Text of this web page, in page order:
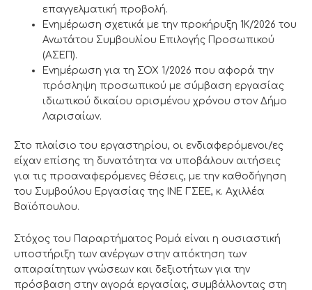
επαγγελματική προβολή.
Ενημέρωση σχετικά με την προκήρυξη 1Κ/2026 του
Ανωτάτου Συμβουλίου Επιλογής Προσωπικού
(ΑΣΕΠ).
Ενημέρωση για τη ΣΟΧ 1/2026 που αφορά την
πρόσληψη προσωπικού με σύμβαση εργασίας
ιδιωτικού δικαίου ορισμένου χρόνου στον Δήμο
Λαρισαίων.
Στο πλαίσιο του εργαστηρίου, οι ενδιαφερόμενοι/ες
είχαν επίσης τη δυνατότητα να υποβάλουν αιτήσεις
για τις προαναφερόμενες θέσεις, με την καθοδήγηση
του Συμβούλου Εργασίας της ΙΝΕ ΓΣΕΕ, κ. Αχιλλέα
Βαϊόπουλου.
Στόχος του Παραρτήματος Ρομά είναι η ουσιαστική
υποστήριξη των ανέργων στην απόκτηση των
απαραίτητων γνώσεων και δεξιοτήτων για την
πρόσβαση στην αγορά εργασίας, συμβάλλοντας στη